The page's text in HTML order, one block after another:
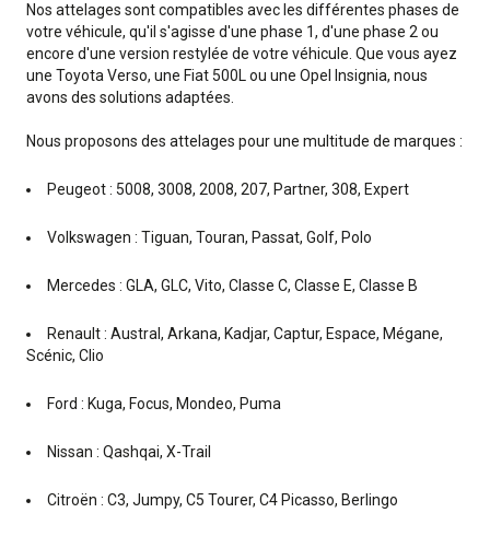
Nos attelages sont compatibles avec les différentes phases de
votre véhicule, qu'il s'agisse d'une phase 1, d'une phase 2 ou
encore d'une version restylée de votre véhicule. Que vous ayez
une Toyota Verso, une Fiat 500L ou une Opel Insignia, nous
avons des solutions adaptées.
Nous proposons des attelages pour une multitude de marques :
Peugeot : 5008, 3008, 2008, 207, Partner, 308, Expert
Volkswagen : Tiguan, Touran, Passat, Golf, Polo
Mercedes : GLA, GLC, Vito, Classe C, Classe E, Classe B
Renault : Austral, Arkana, Kadjar, Captur, Espace, Mégane,
Scénic, Clio
Ford : Kuga, Focus, Mondeo, Puma
Nissan : Qashqai, X-Trail
Citroën : C3, Jumpy, C5 Tourer, C4 Picasso, Berlingo